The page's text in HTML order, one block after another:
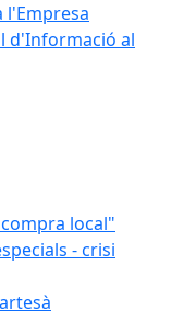
l'Empresa
d'Informació al
local"
- crisi